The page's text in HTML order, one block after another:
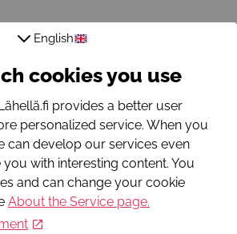
you
ja pelileiri (alakouluikäisille)
ja pelileirillä liikutaan ja pelaillaan
kruunaa laavuretki ja
English
cookies you use
provides a better user
personalized service. When you
can develop our services even
with interesting content. You
and can change your cookie
About the Service page.